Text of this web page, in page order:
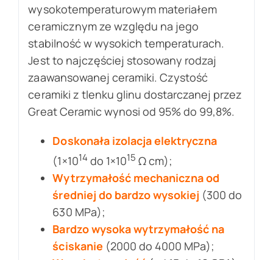
wysokotemperaturowym materiałem
ceramicznym ze względu na jego
stabilność w wysokich temperaturach.
Jest to najczęściej stosowany rodzaj
zaawansowanej ceramiki. Czystość
ceramiki z tlenku glinu dostarczanej przez
Great Ceramic wynosi od 95% do 99,8%.
Doskonała izolacja elektryczna
(1×1014 do 1×1015 Ω cm);
Wytrzymałość mechaniczna od
średniej do bardzo wysokiej (300 do
630 MPa);
Bardzo wysoka wytrzymałość na
ściskanie (2000 do 4000 MPa);